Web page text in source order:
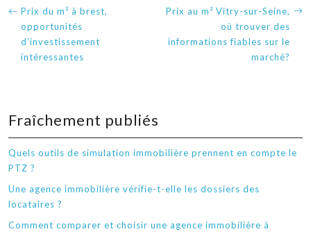
Prix du m² à brest,
opportunités
d’investissement
intéressantes
Prix au m² Vitry-sur-Seine,
où trouver des
informations fiables sur le
marché?
Fraîchement publiés
Quels outils de simulation immobilière prennent en compte le
PTZ ?
Une agence immobilière vérifie-t-elle les dossiers des
locataires ?
Comment comparer et choisir une agence immobilière à